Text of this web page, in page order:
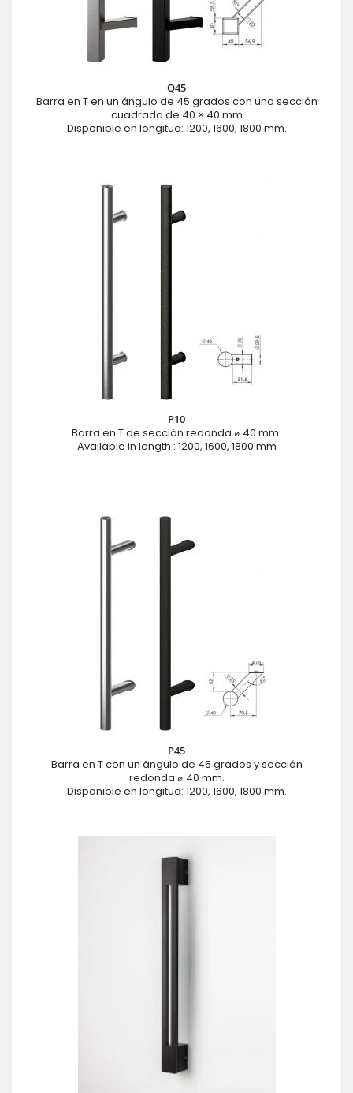
Q45
Barra en T en un ángulo de 45 grados con una sección
cuadrada de 40 × 40 mm
Disponible en longitud: 1200, 1600, 1800 mm.
P10
Barra en T de sección redonda ⌀ 40 mm.
Available in length : 1200, 1600, 1800 mm
P45
Barra en T con un ángulo de 45 grados y sección
redonda ⌀ 40 mm.
Disponible en longitud: 1200, 1600, 1800 mm.